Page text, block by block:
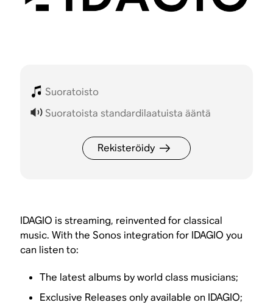
Suoratoisto
Suoratoista standardilaatuista ääntä
Rekisteröidy
IDAGIO is streaming, reinvented for classical
music. With the Sonos integration for IDAGIO you
can listen to:
The latest albums by world class musicians;
Exclusive Releases only available on IDAGIO;